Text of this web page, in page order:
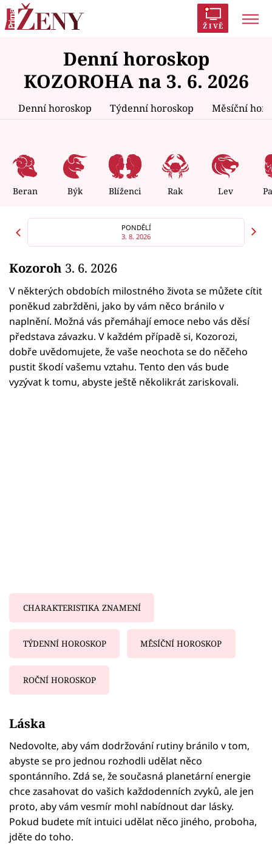
ŽIVĚ
Polabí Inspekce Prostřeno!
AYTO?
Módní alarm
Zrádci Proměny
Témata
Celebrity
Seriály
Horoskopy
Sledujte prima+
Filmový festival Karlovy Vary
Pořady
Denní horoskop
KOZOROHA na 3. 6. 2026
Denní horoskop Týdenní horoskop Měsíční
Beran Býk Blíženci Rak Lev
PONDĚLÍ
3. 8. 2026
Kozoroh 3. 6. 2026
V některých obdobích milostného života se můžete cítit
poněkud zabržděni, jako by vám něco bránilo v
naplnění. Možná vás přemáhají emoce nebo vás děsí
představa závazku. V každém případě si, Kozorozi,
dobře uvědomujete, že vaše neochota se do něčeho
pustit škodí vašemu vztahu. Tento den vás bude
vyzývat k tomu, abyste ještě několikrát zariskovali.
CHARAKTERISTIKA ZNAMENÍ
TÝDENNÍ HOROSKOP MĚSÍČNÍ HOROSKOP
ROČNÍ HOROSKOP
Láska
Nedovolte, aby vám dodržování rutiny bránilo v tom,
abyste se pro jednou rozhodli udělat něco
spontánního. Zdá se, že současná planetární energie
chce zasahovat do vašich každodenních zvyků, ale jen
proto, aby vám vesmír mohl nabídnout dar lásky.
Pokud budete mít intuici udělat něco jiného, proboha,
jděte do toho.